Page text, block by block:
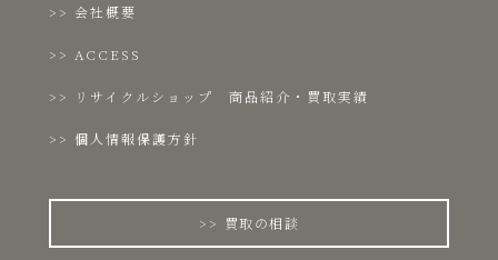
会社概要
ACCESS
リサイクルショップ 商品紹介・買取実績
個人情報保護方針
買取の相談